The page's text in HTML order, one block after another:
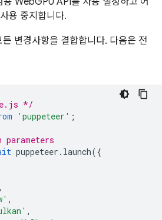
용 중지합니다.
변경사항을 결합합니다. 다음은 전
*/
'puppeteer' ;
puppeteer . launch({
,
,
,